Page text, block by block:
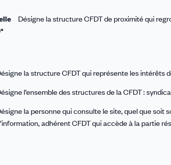
Désigne la structure CFDT de proximité qui
la structure CFDT qui représente les intérêts
l’ensemble des structures de la CFDT :
la personne qui consulte le site, quel que
adhérent CFDT qui accède à la partie